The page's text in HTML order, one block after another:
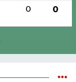
0 0